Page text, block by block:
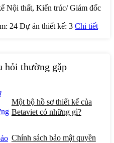
Nội thất, Kiến trúc/ Giám đốc
24 Dự án thiết kế: 3 Chi tiết
hỏi thường gặp
Một bộ hồ sơ thiết kế của
Betaviet có những gì?
Chính sách bảo mật quyền